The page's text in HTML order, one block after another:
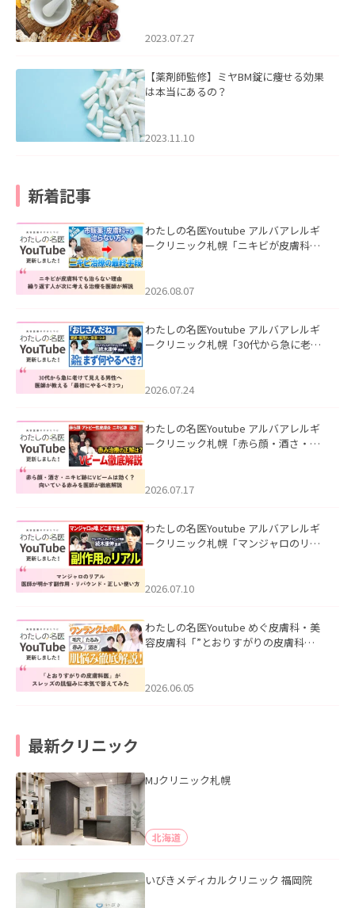
2023.07.27
【薬剤師監修】ミヤBM錠に痩せる効果
は本当にあるの？
2023.11.10
新着記事
わたしの名医Youtube アルバアレルギ
ークリニック札幌「ニキビが皮膚科で
ました。
2026.08.07
わたしの名医Youtube アルバアレルギ
ークリニック札幌「30代から急に老け
た。
2026.07.24
わたしの名医Youtube アルバアレルギ
ークリニック札幌「赤ら顔・酒さ・ニ
した。
2026.07.17
わたしの名医Youtube アルバアレルギ
ークリニック札幌「マンジャロのリア
た。
2026.07.10
わたしの名医Youtube めぐ皮膚科・美
容皮膚科「”とおりすがりの皮膚科
2026.06.05
最新クリニック
MJクリニック札幌
北海道
いびきメディカルクリニック 福岡院